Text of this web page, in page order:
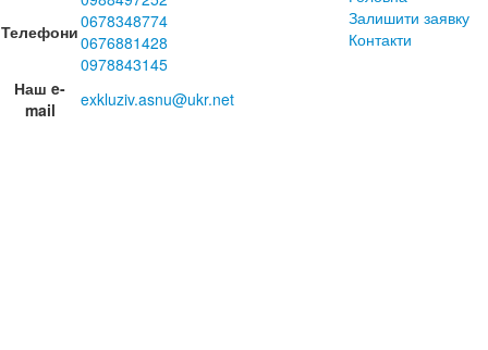
Телефони0678348774
0676881428
0978843145
Наш e-
mail
exkluziv.asnu@ukr.net
Залишити заявку
Контакти